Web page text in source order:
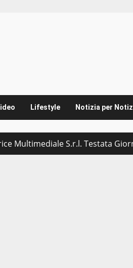
Lifestyle Notizia per
Multimediale S.r.l. Testata